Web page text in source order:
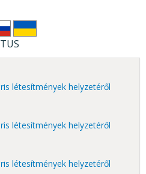
létesítmények helyzetéről
létesítmények helyzetéről
létesítmények helyzetéről